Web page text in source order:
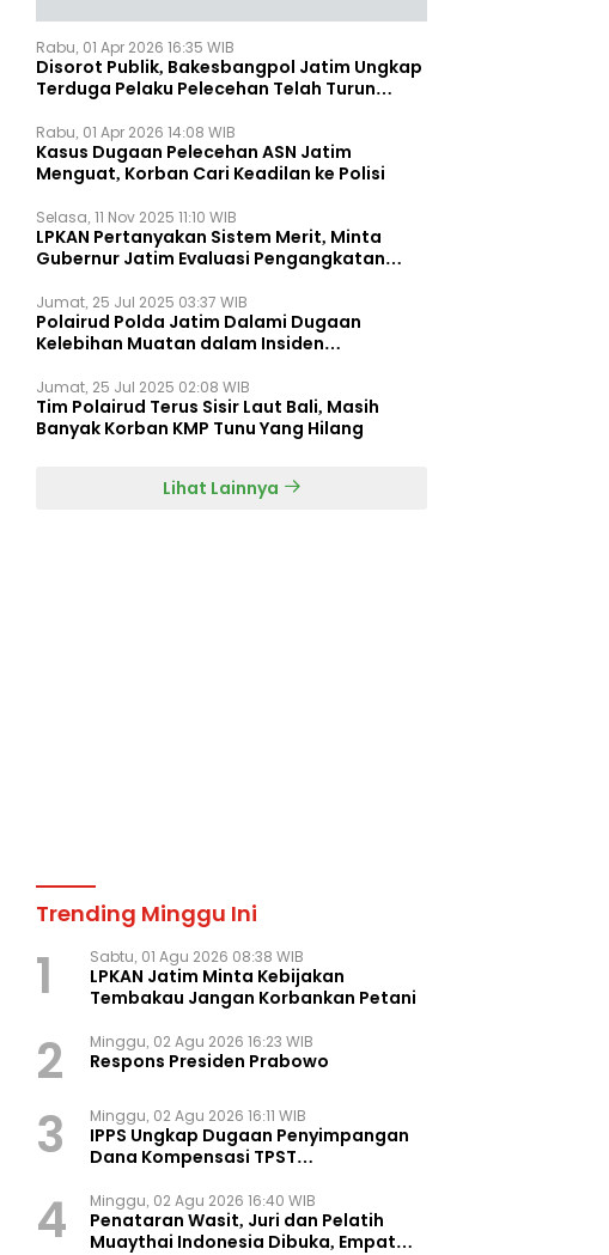
Rabu, 01 Apr 2026 16:35 WIB
Disorot Publik, Bakesbangpol Jatim Ungkap
Terduga Pelaku Pelecehan Telah Turun
Rabu, 01 Apr 2026 14:08 WIB
Kasus Dugaan Pelecehan ASN Jatim
Menguat, Korban Cari Keadilan ke Polisi
Selasa, 11 Nov 2025 11:10 WIB
LPKAN Pertanyakan Sistem Merit, Minta
Gubernur Jatim Evaluasi Pengangkatan
Jumat, 25 Jul 2025 03:37 WIB
Polairud Polda Jatim Dalami Dugaan
Kelebihan Muatan dalam Insiden
Jumat, 25 Jul 2025 02:08 WIB
Tim Polairud Terus Sisir Laut Bali, Masih
Banyak Korban KMP Tunu Yang Hilang
Lihat Lainnya
Trending Minggu Ini
1 Sabtu, 01 Agu 2026 08:38 WIB
LPKAN Jatim Minta Kebijakan
Tembakau Jangan Korbankan Petani
2 Minggu, 02 Agu 2026 16:23 WIB
Respons Presiden Prabowo
3 Minggu, 02 Agu 2026 16:11 WIB
IPPS Ungkap Dugaan Penyimpangan
Dana Kompensasi TPST
4 Minggu, 02 Agu 2026 16:40 WIB
Penataran Wasit, Juri dan Pelatih
Muaythai Indonesia Dibuka, Empat